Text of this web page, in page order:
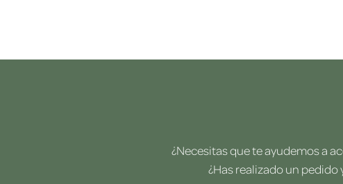
¿Necesitas que te ayudemos a
¿Has realizado un